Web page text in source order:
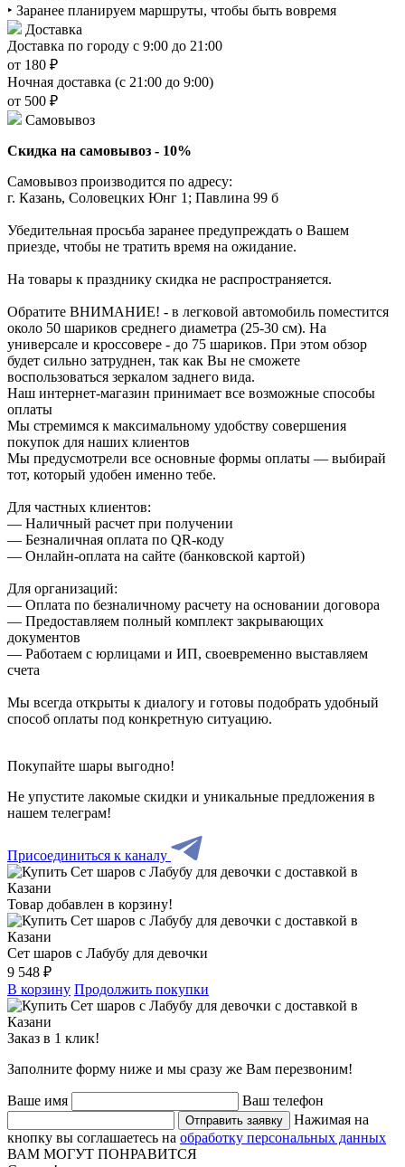
‣ Заранее планируем маршруты, чтобы быть вовремя
Доставка
Доставка по городу с 9:00 до 21:00
от 180 ₽
Ночная доставка (с 21:00 до 9:00)
от 500 ₽
Самовывоз
Скидка на самовывоз - 10%
Самовывоз производится по адресу:
г. Казань, Соловецких Юнг 1; Павлина 99 б
Убедительная просьба заранее предупреждать о Вашем
приезде, чтобы не тратить время на ожидание.
На товары к празднику скидка не распространяется.
Обратите ВНИМАНИЕ! - в легковой автомобиль поместится
около 50 шариков среднего диаметра (25-30 см). На
универсале и кроссовере - до 75 шариков. При этом обзор
будет сильно затруднен, так как Вы не сможете
воспользоваться зеркалом заднего вида.
Наш интернет-магазин принимает все возможные способы
оплаты
Мы стремимся к максимальному удобству совершения
покупок для наших клиентов
Мы предусмотрели все основные формы оплаты — выбирай
тот, который удобен именно тебе.
Для частных клиентов:
— Наличный расчет при получении
— Безналичная оплата по QR-коду
— Онлайн-оплата на сайте (банковской картой)
Для организаций:
— Оплата по безналичному расчету на основании договора
— Предоставляем полный комплект закрывающих
документов
— Работаем с юрлицами и ИП, своевременно выставляем
счета
Мы всегда открыты к диалогу и готовы подобрать удобный
способ оплаты под конкретную ситуацию.
Покупайте шары выгодно!
Не упустите лакомые скидки и уникальные предложения в
нашем телеграм!
Присоединиться к каналу
Товар добавлен в корзину!
Сет шаров с Лабубу для девочки
9 548 ₽
В корзину Продолжить покупки
Заказ в 1 клик!
Заполните форму ниже и мы сразу же Вам перезвоним!
Ваше имя Ваш телефон
Отправить заявку
Нажимая на
кнопку вы соглашаетесь на обработку персональных данных
ВАМ МОГУТ ПОНРАВИТСЯ